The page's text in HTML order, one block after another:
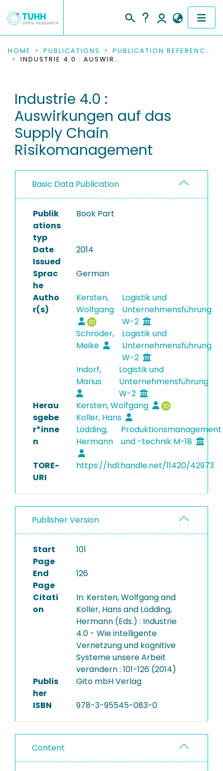
COMMUNITIES & COLLECTIONS
RESEARCH DATA
PEOPLE
INSTITUTIONS
PROJECTS
HOME PUBLICATIONS
PUBLICATION REFERENCES
INDUSTRIE 4.0 : AUSWIRKUNGEN AUF DAS SUPPLY CHAIN RISIKOMANAGEMENT
Industrie 4.0 :
Auswirkungen auf das
Supply Chain
Risikomanagement
Basic Data Publication
Publik
ations
typ
Book Part
Date
Issued
2014
Sprac
he
German
Autho
r(s)
Kersten,
Wolfgang
Logistik und
Unternehmensführung
W-2
Schröder,
Meike
Logistik und
Unternehmensführung
W-2
Indorf,
Marius
Logistik und
Unternehmensführung
W-2
Herau
sgebe
r*inne
n
Kersten, Wolfgang
Koller, Hans
Lödding,
Hermann
Produktionsmanagement
und -technik M-18
TORE-
URI
https://hdl.handle.net/11420/42973
Publisher Version
Start
Page
101
End
Page
126
Citati
on
In: Kersten, Wolfgang and
Koller, Hans and Lödding,
Hermann (Eds.) : Industrie
4.0 - Wie intelligente
Vernetzung und kognitive
Systeme unsere Arbeit
verändern : 101-126 (2014)
Publis
her
Gito mbH Verlag
ISBN 978-3-95545-083-0
Content